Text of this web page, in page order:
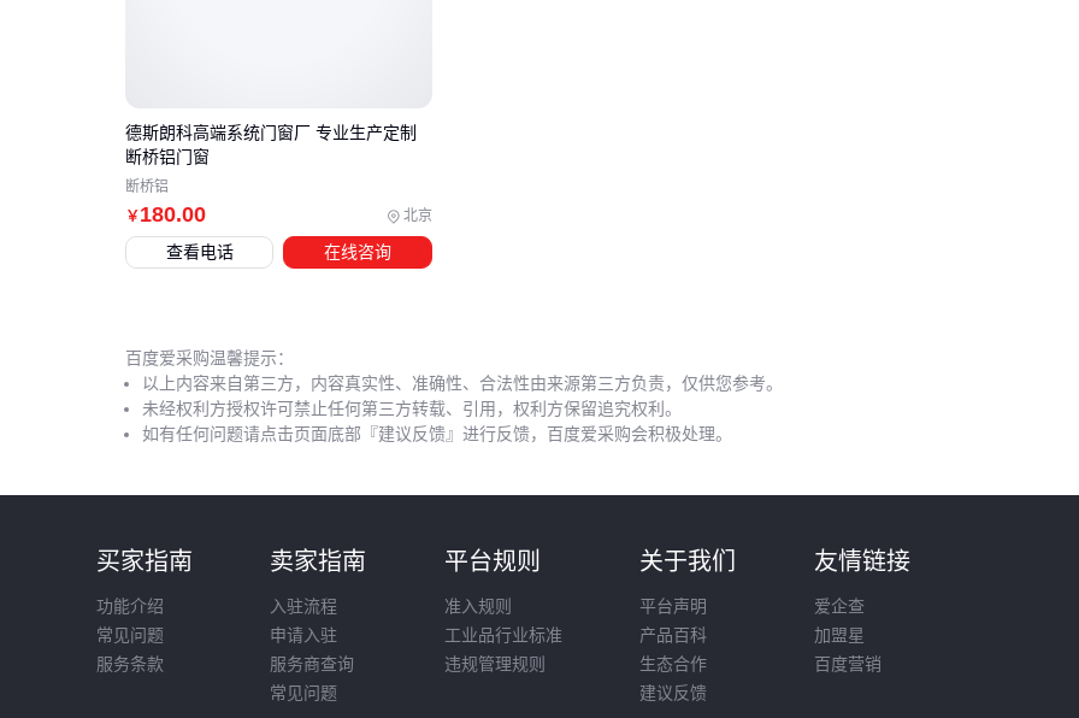
￥ 180.00 北京
德斯朗科高端系统门窗厂 专业生产定制
断桥铝门窗
断桥铝
查看电话 在线咨询
百度爱采购温馨提示：
以上内容来自第三方，内容真实性、准确性、合法性由来源第三方负责，仅供您参考。
未经权利方授权许可禁止任何第三方转载、引用，权利方保留追究权利。
如有任何问题请点击页面底部『建议反馈』进行反馈，百度爱采购会积极处理。
买家指南
功能介绍
常见问题
服务条款
卖家指南
入驻流程
申请入驻
服务商查询
常见问题
平台规则
准入规则
工业品行业标准
违规管理规则
关于我们
平台声明
产品百科
生态合作
建议反馈
友情链接
爱企查
加盟星
百度营销